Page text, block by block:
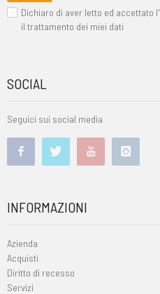
Dichiaro di aver letto ed accettato l'
il trattamento dei miei dati
SOCIAL
Seguici sui social media
INFORMAZIONI
Azienda
Acquisti
Diritto di recesso
Servizi